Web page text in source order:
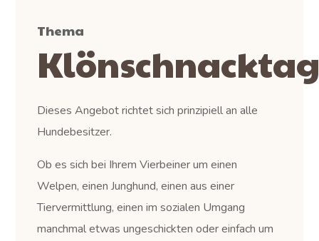
Thema
Dieses Angebot richtet sich prinzipiell an alle
Hundebesitzer.
Ob es sich bei Ihrem Vierbeiner um einen
Welpen, einen Junghund, einen aus einer
Tiervermittlung, einen im sozialen Umgang
manchmal etwas ungeschickten oder einfach um